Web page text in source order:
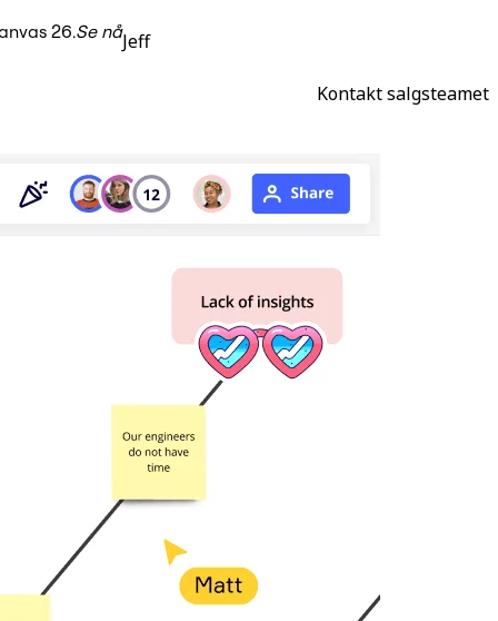
26.Se nåJeff
Kontakt salgsteamet